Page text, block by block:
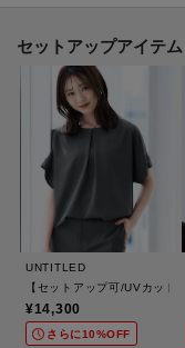
※こちらの商品は複数の国
ベトナム製：ホワイト（
643） ベージュ（052） ネ
日本製：ブラック（719）
※この製品は、太陽光線中
永久的ではありません。
※この製品は、吸水速乾効
的ではありません。
※照明の関係により、実際
セットアップアイテム
UNTITLED
【セットアップ可/UVカット
¥14,300
さらに10%OFF